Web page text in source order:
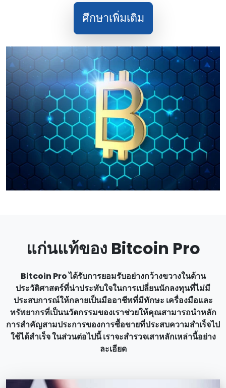
ศึกษาเพิ่มเติม
แก่นแท้ของ Bitcoin Pro
Bitcoin Pro ได้รับการยอมรับอย่างกว้างขวางในด้าน
ประวัติศาสตร์ที่น่าประทับใจในการเปลี่ยนนักลงทุนที่ไม่มี
ประสบการณ์ให้กลายเป็นมืออาชีพที่มีทักษะ เครื่องมือและ
ทรัพยากรที่เป็นนวัตกรรมของเราช่วยให้คุณสามารถนําหลัก
การสําคัญสามประการของการซื้อขายที่ประสบความสําเร็จไป
ใช้ได้สําเร็จ ในส่วนต่อไปนี้ เราจะสํารวจเสาหลักเหล่านี้อย่าง
ละเอียด